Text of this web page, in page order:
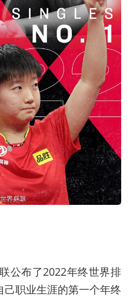
公布了2022年终世界排
职业生涯的第一个年终